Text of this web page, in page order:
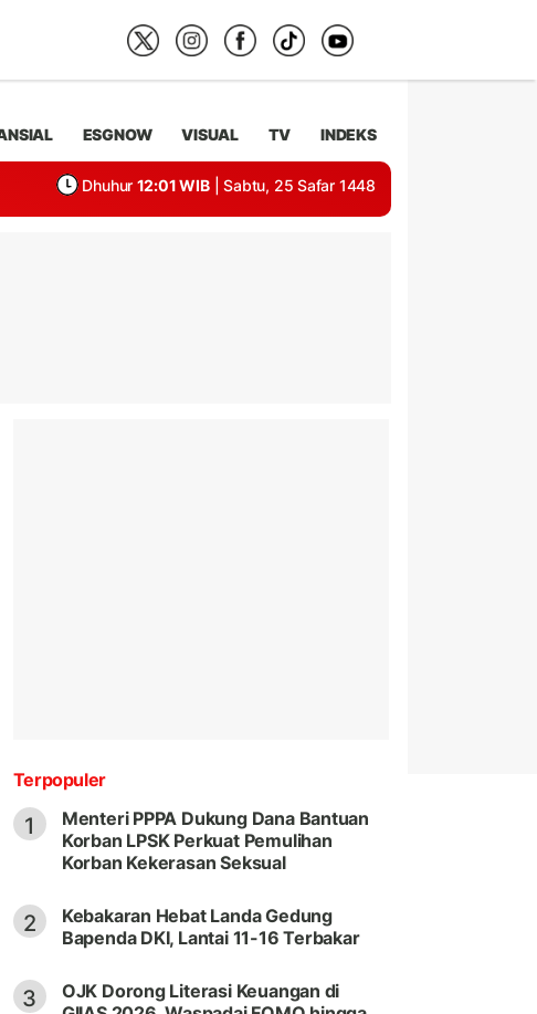
ESGNOW VISUAL TV INDEKS
Dhuhur 12:01 WIB | Sabtu, 25 Safar 1448
Terpopuler
1
Menteri PPPA Dukung Dana Bantuan
Korban LPSK Perkuat Pemulihan
Korban Kekerasan Seksual
2
Kebakaran Hebat Landa Gedung
Bapenda DKI, Lantai 11-16 Terbakar
3
OJK Dorong Literasi Keuangan di